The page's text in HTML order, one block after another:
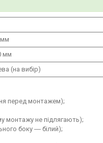
мм
мм
(на вибір)
перед монтажем);
монтажу не підлягають);
боку ― білий);